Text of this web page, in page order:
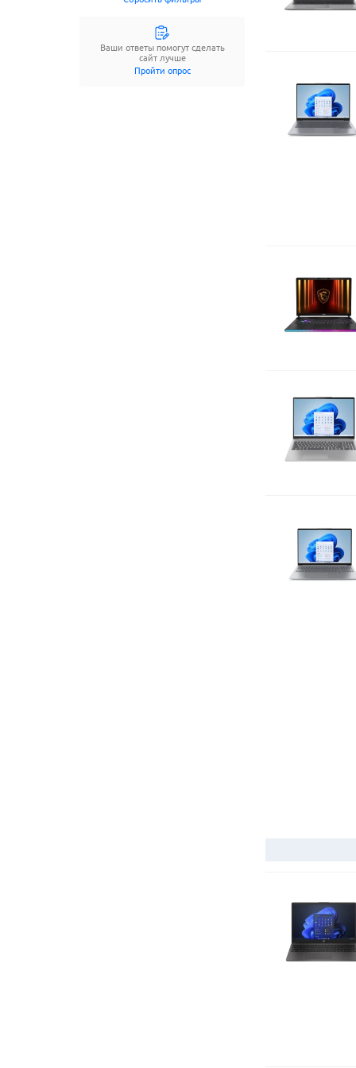
Ваши ответы помогут сделать
сайт лучше
Пройти опрос